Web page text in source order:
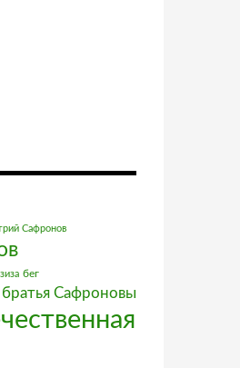
Сафронов
бег
братья Сафроновы